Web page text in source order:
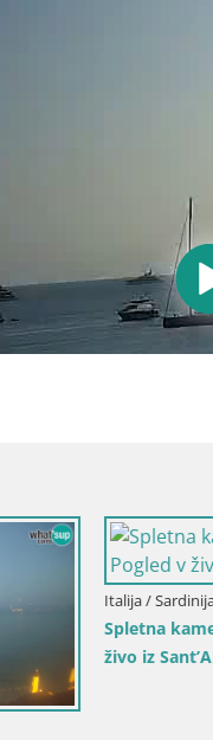
na
Italija /
Spletna
Pogled v živo